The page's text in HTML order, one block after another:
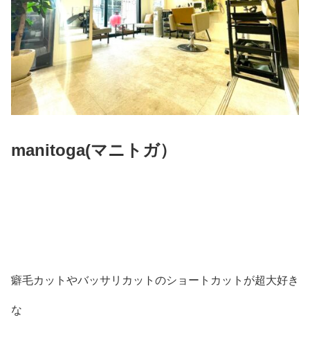
manitoga(マニトガ）
癖毛カットやバッサリカットのショートカットが超大好き
な